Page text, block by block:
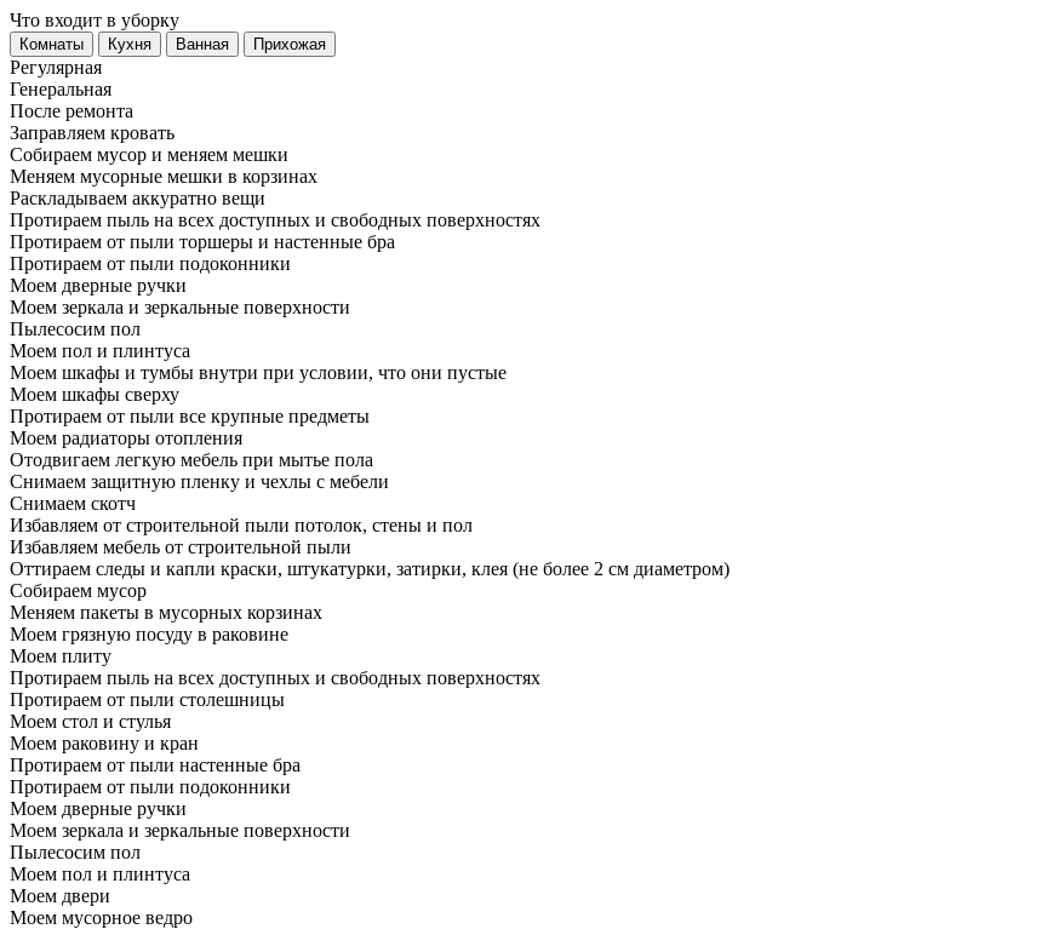
Что входит в уборку
Регу­лярная
Гене­ральная
После ремонта
Заправляем кровать
Собираем мусор и меняем мешки
Меняем мусорные мешки в корзинах
Раскладываем аккуратно вещи
Протираем пыль на всех доступных и свободных поверхностях
Протираем от пыли торшеры и настенные бра
Протираем от пыли подоконники
Моем дверные ручки
Моем зеркала и зеркальные поверхности
Пылесосим пол
Моем пол и плинтуса
Моем шкафы и тумбы внутри при условии, что они пустые
Моем шкафы сверху
Протираем от пыли все крупные предметы
Моем радиаторы отопления
Отодвигаем легкую мебель при мытье пола
Снимаем защитную пленку и чехлы с мебели
Снимаем скотч
Избавляем от строительной пыли потолок, стены и пол
Избавляем мебель от строительной пыли
Оттираем следы и капли краски, штукатурки, затирки, клея (не более 2 см диаметром)
Собираем мусор
Меняем пакеты в мусорных корзинах
Моем грязную посуду в раковине
Моем плиту
Протираем пыль на всех доступных и свободных поверхностях
Протираем от пыли столешницы
Моем стол и стулья
Моем раковину и кран
Протираем от пыли настенные бра
Протираем от пыли подоконники
Моем дверные ручки
Моем зеркала и зеркальные поверхности
Пылесосим пол
Моем пол и плинтуса
Моем двери
Моем мусорное ведро